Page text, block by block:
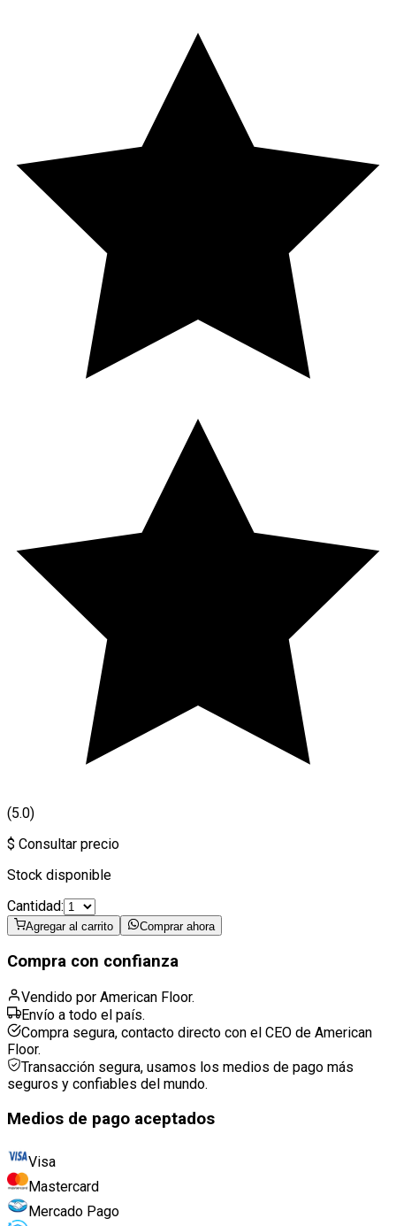
(5.0)
$ Consultar precio
Stock disponible
Cantidad:
Agregar al carrito Comprar ahora
Compra con confianza
Vendido por American Floor.
Envío a todo el país.
Compra segura, contacto directo con el CEO de American
Floor.
Transacción segura, usamos los medios de pago más
seguros y confiables del mundo.
Medios de pago aceptados
Visa
Mastercard
Mercado Pago